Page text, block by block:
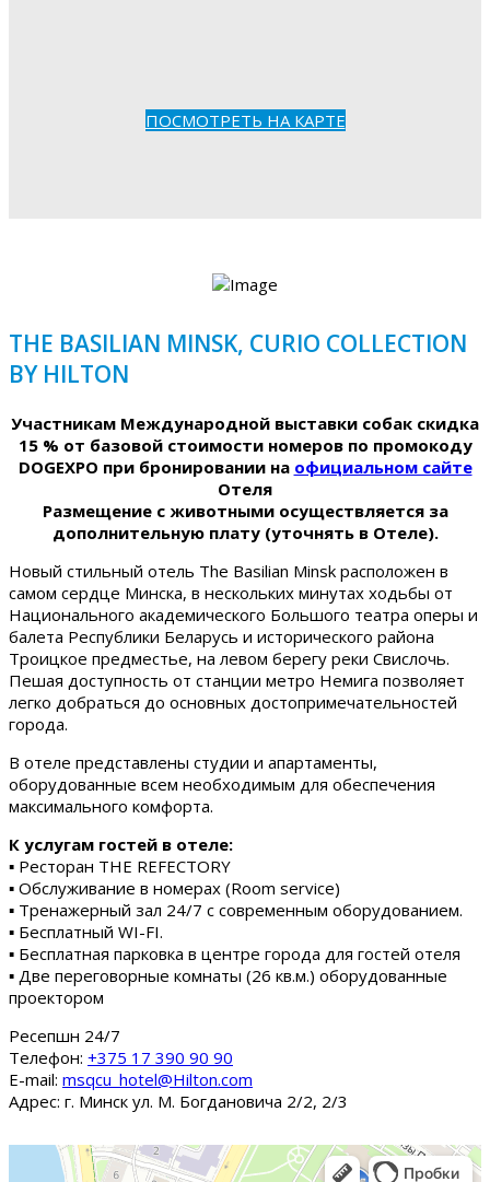
ПОСМОТРЕТЬ НА КАРТЕ
THE BASILIAN MINSK, CURIO COLLECTION
BY HILTON
Участникам Международной выставки собак скидка
15 % от базовой стоимости номеров по промокоду
DOGEXPO при бронировании на официальном сайте
Отеля
Размещение с животными осуществляется за
дополнительную плату (уточнять в Отеле).
Новый стильный отель The Basilian Minsk расположен в
самом сердце Минска, в нескольких минутах ходьбы от
Национального академического Большого театра оперы и
балета Республики Беларусь и исторического района
Троицкое предместье, на левом берегу реки Свислочь.
Пешая доступность от станции метро Немига позволяет
легко добраться до основных достопримечательностей
города.
В отеле представлены студии и апартаменты,
оборудованные всем необходимым для обеспечения
максимального комфорта.
К услугам гостей в отеле:
▪ Ресторан THE REFECTORY
▪ Обслуживание в номерах (Room service)
▪ Тренажерный зал 24/7 с современным оборудованием.
▪ Бесплатный WI-FI.
▪ Бесплатная парковка в центре города для гостей отеля
▪ Две переговорные комнаты (26 кв.м.) оборудованные
проектором
Ресепшн 24/7
Tелефон: +375 17 390 90 90
E-mail: msqcu_hotel@Hilton.com
Адрес: г. Минск ул. М. Богдановича 2/2, 2/3